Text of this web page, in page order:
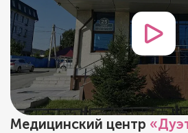
Медицинский центр